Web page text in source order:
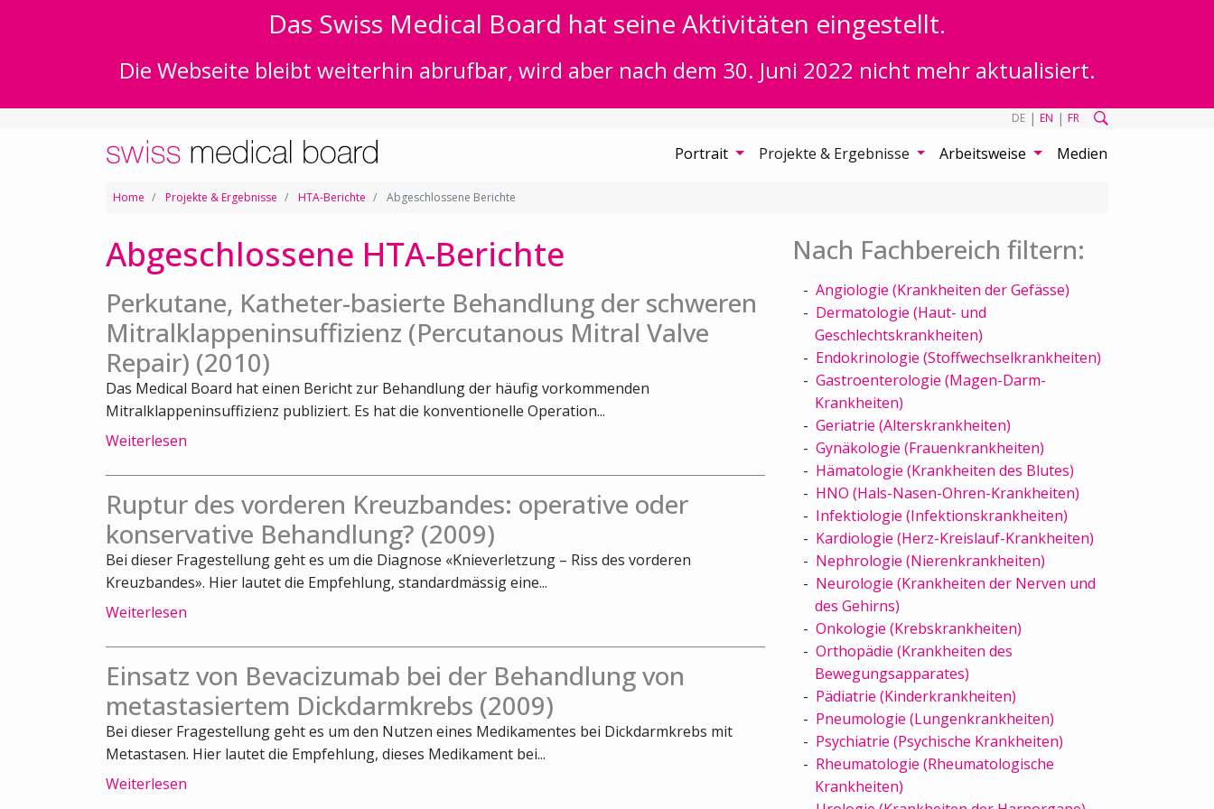
Das Swiss Medical Board hat seine Aktivitäten eingestellt.
Die Webseite bleibt weiterhin abrufbar, wird aber nach dem 30. Juni 2022 nicht mehr aktualisiert.
DE | EN | FR
Portrait Projekte & Ergebnisse Arbeitsweise Medien
Home Projekte & Ergebnisse HTA-Berichte Abgeschlossene Berichte
Abgeschlossene HTA-Berichte
Perkutane, Katheter-basierte Behandlung der schweren
Mitralklappeninsuffizienz (Percutanous Mitral Valve
Repair) (2010)
Das Medical Board hat einen Bericht zur Behandlung der häufig vorkommenden
Mitralklappeninsuffizienz publiziert. Es hat die konventionelle Operation...
Weiterlesen
Ruptur des vorderen Kreuzbandes: operative oder
konservative Behandlung? (2009)
Bei dieser Fragestellung geht es um die Diagnose «Knieverletzung – Riss des vorderen
Kreuzbandes». Hier lautet die Empfehlung, standardmässig eine...
Weiterlesen
Einsatz von Bevacizumab bei der Behandlung von
metastasiertem Dickdarmkrebs (2009)
Bei dieser Fragestellung geht es um den Nutzen eines Medikamentes bei Dickdarmkrebs mit
Metastasen. Hier lautet die Empfehlung, dieses Medikament bei...
Weiterlesen
Nach Fachbereich filtern:
Angiologie (Krankheiten der Gefässe)
Dermatologie (Haut- und
Geschlechtskrankheiten)
Endokrinologie (Stoffwechselkrankheiten)
Gastroenterologie (Magen-Darm-
Krankheiten)
Geriatrie (Alterskrankheiten)
Gynäkologie (Frauenkrankheiten)
Hämatologie (Krankheiten des Blutes)
HNO (Hals-Nasen-Ohren-Krankheiten)
Infektiologie (Infektionskrankheiten)
Kardiologie (Herz-Kreislauf-Krankheiten)
Nephrologie (Nierenkrankheiten)
Neurologie (Krankheiten der Nerven und
des Gehirns)
Onkologie (Krebskrankheiten)
Orthopädie (Krankheiten des
Bewegungsapparates)
Pädiatrie (Kinderkrankheiten)
Pneumologie (Lungenkrankheiten)
Psychiatrie (Psychische Krankheiten)
Rheumatologie (Rheumatologische
Krankheiten)